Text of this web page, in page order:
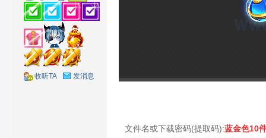
收听TA 发消息
文件名或下载密码(提取码):蓝金色10